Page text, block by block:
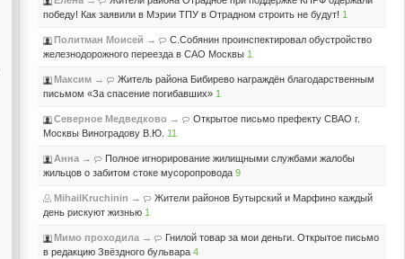
победу! Как заявили в Мэрии ТПУ в Отрадном строить не будут! 1
Политман Моисей →
С.Собянин проинспектировал обустройство
железнодорожного переезда в САО Москвы 1
Максим→
Житель района Бибирево награждён благодарственным
письмом «За спасение погибавших» 1
Северное Медведково →
Открытое письмо префекту СВАО г.
Москвы Виноградову В.Ю. 11
Анна→
Полное игнорирование жилищными службами жалобы
жильцов о забитом стоке мусоропровода 9
MihailKruchinin →
Жители районов Бутырский и Марфино каждый
день рискуют жизнью 1
Мимо проходила→
Гнилой товар за мои деньги. Открытое письмо
в редакцию Звёздного бульвара 4